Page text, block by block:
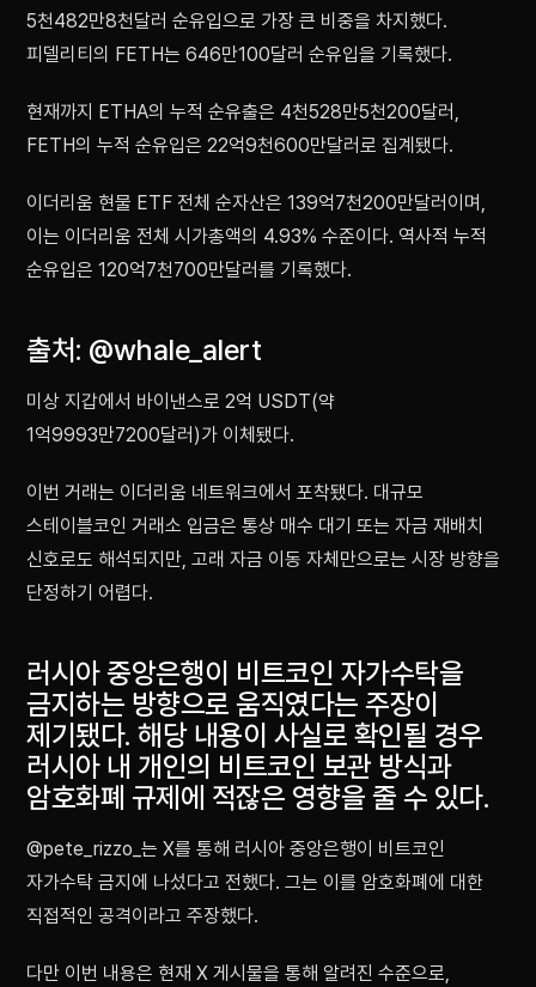
5천482만8천달러 순유입으로 가장 큰 비중을 차지했다.
피델리티의 FETH는 646만100달러 순유입을 기록했다.
현재까지 ETHA의 누적 순유출은 4천528만5천200달러,
FETH의 누적 순유입은 22억9천600만달러로 집계됐다.
이더리움 현물 ETF 전체 순자산은 139억7천200만달러이며,
이는 이더리움 전체 시가총액의 4.93% 수준이다. 역사적 누적
순유입은 120억7천700만달러를 기록했다.
출처: @whale_alert
미상 지갑에서 바이낸스로 2억 USDT(약
1억9993만7200달러)가 이체됐다.
이번 거래는 이더리움 네트워크에서 포착됐다. 대규모
스테이블코인 거래소 입금은 통상 매수 대기 또는 자금 재배치
신호로도 해석되지만, 고래 자금 이동 자체만으로는 시장 방향을
단정하기 어렵다.
러시아 중앙은행이 비트코인 자가수탁을
금지하는 방향으로 움직였다는 주장이
제기됐다. 해당 내용이 사실로 확인될 경우
러시아 내 개인의 비트코인 보관 방식과
암호화폐 규제에 적잖은 영향을 줄 수 있다.
@pete_rizzo_는 X를 통해 러시아 중앙은행이 비트코인
자가수탁 금지에 나섰다고 전했다. 그는 이를 암호화폐에 대한
직접적인 공격이라고 주장했다.
다만 이번 내용은 현재 X 게시물을 통해 알려진 수준으로,